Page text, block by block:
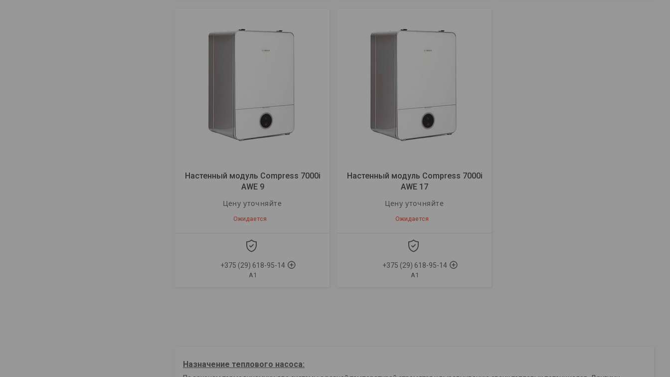
Настенный модуль Compress 7000i
AWE 9
Цену уточняйте
Ожидается
+375 (29) 618-95-14
A1
Настенный модуль Compress 7000i
AWE 17
Цену уточняйте
Ожидается
+375 (29) 618-95-14
A1
Назначение теплового насоса: